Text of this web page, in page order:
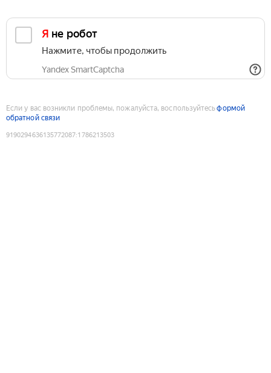
Я не робот
Нажмите, чтобы продолжить
Yandex SmartCaptcha
Если у вас возникли проблемы, пожалуйста, воспользуйтесьформой
обратной связи
9190294636135772087:1786213503